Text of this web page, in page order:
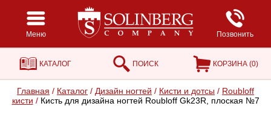
Меню Позвонить
КАТАЛОГ ПОИСК КОРЗИНА (0)
Главная / Каталог / Дизайн ногтей / Кисти и дотсы / Roubloff
кисти /Кисть для дизайна ногтей Roubloff Gk23R, плоская №7